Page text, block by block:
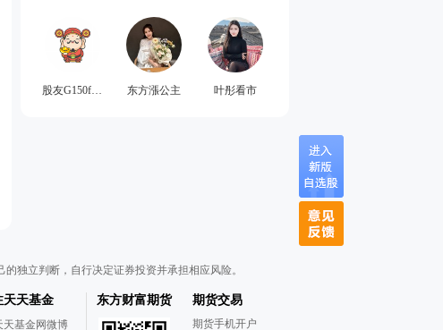
股友G150f20928 东方漲公主 叶彤看市
独立判断，自行决定证券投资并承担相应风险。
天天基金
天基金网微博
东方财富期货 期货交易
期货手机开户